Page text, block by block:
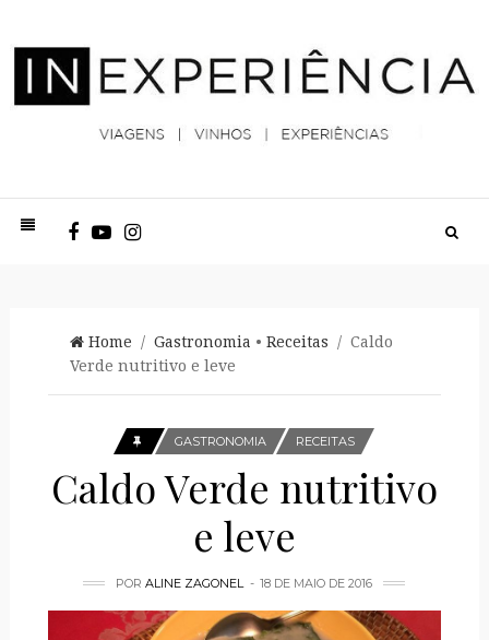
Home / Gastronomia • Receitas / Caldo
Verde nutritivo e leve
GASTRONOMIA RECEITAS
Caldo Verde nutritivo
e leve
PORALINE ZAGONEL 18 DE MAIO DE 2016